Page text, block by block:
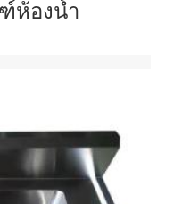
ห้องน้ำ